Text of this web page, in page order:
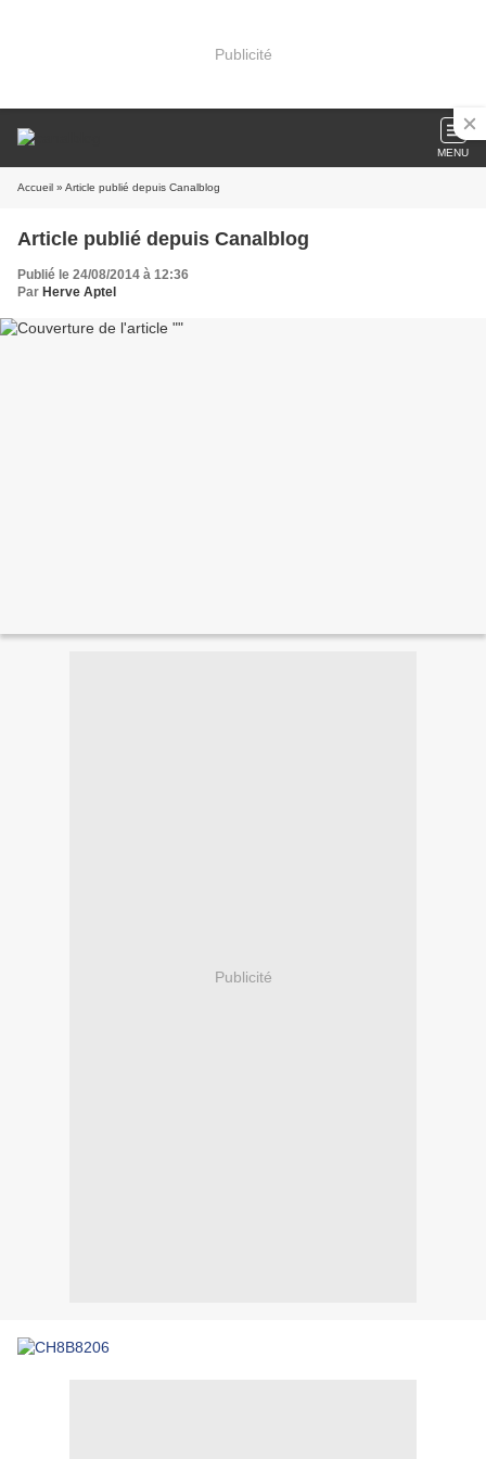
Publicité
MENU
Accueil » Article publié depuis Canalblog
Article publié depuis Canalblog
Publié le 24/08/2014 à 12:36
Par Herve Aptel
Publicité